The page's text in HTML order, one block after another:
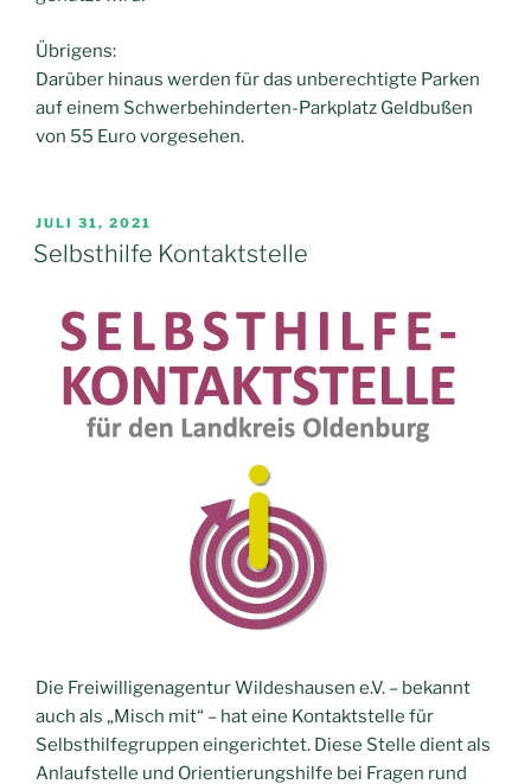
Übrigens:
Darüber hinaus werden für das unberechtigte Parken
auf einem Schwerbehinderten-Parkplatz Geldbußen
von 55 Euro vorgesehen.
VERÖFFENTLICHT
AM
JULI 31, 2021
Selbsthilfe Kontaktstelle
Die Freiwilligenagentur Wildeshausen e.V. – bekannt
auch als „Misch mit“ – hat eine Kontaktstelle für
Selbsthilfegruppen eingerichtet. Diese Stelle dient als
Anlaufstelle und Orientierungshilfe bei Fragen rund